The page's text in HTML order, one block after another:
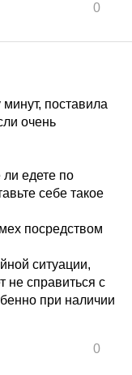
0
поставила
очень
едете по
себе такое
посредством
ситуации,
не справиться с
при наличии
0